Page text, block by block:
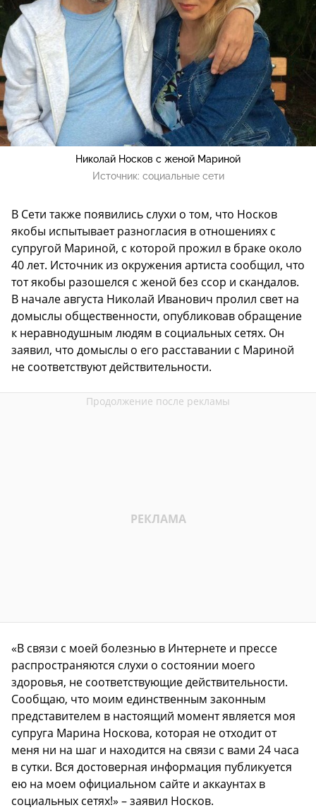
Николай Носков с женой Мариной
Источник: социальные сети
В Сети также появились слухи о том, что Носков
якобы испытывает разногласия в отношениях с
супругой Мариной, с которой прожил в браке около
40 лет. Источник из окружения артиста сообщил, что
тот якобы разошелся с женой без ссор и скандалов.
В начале августа Николай Иванович пролил свет на
домыслы общественности, опубликовав обращение
к неравнодушным людям в социальных сетях. Он
заявил, что домыслы о его расставании с Мариной
не соответствуют действительности.
«В связи с моей болезнью в Интернете и прессе
распространяются слухи о состоянии моего
здоровья, не соответствующие действительности.
Сообщаю, что моим единственным законным
представителем в настоящий момент является моя
супруга Марина Носкова, которая не отходит от
меня ни на шаг и находится на связи с вами 24 часа
в сутки. Вся достоверная информация публикуется
ею на моем официальном сайте и аккаунтах в
социальных сетях!» – заявил Носков.